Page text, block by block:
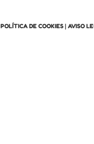
POLÍTICA DE COOKIES| AVISO